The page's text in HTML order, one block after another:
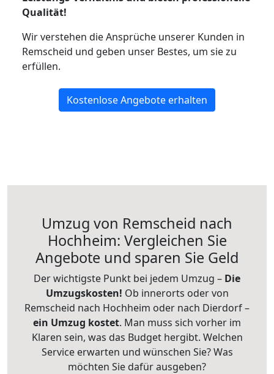
Qualität!
Wir verstehen die Ansprüche unserer Kunden in
Remscheid und geben unser Bestes, um sie zu
erfüllen.
Kostenlose Angebote erhalten
Umzug von Remscheid nach
Hochheim: Vergleichen Sie
Angebote und sparen Sie Geld
Der wichtigste Punkt bei jedem Umzug – Die
Umzugskosten! Ob innerorts oder von
Remscheid nach Hochheim oder nach Dierdorf –
ein Umzug kostet. Man muss sich vorher im
Klaren sein, was das Budget hergibt. Welchen
Service erwarten und wünschen Sie? Was
möchten Sie dafür ausgeben?